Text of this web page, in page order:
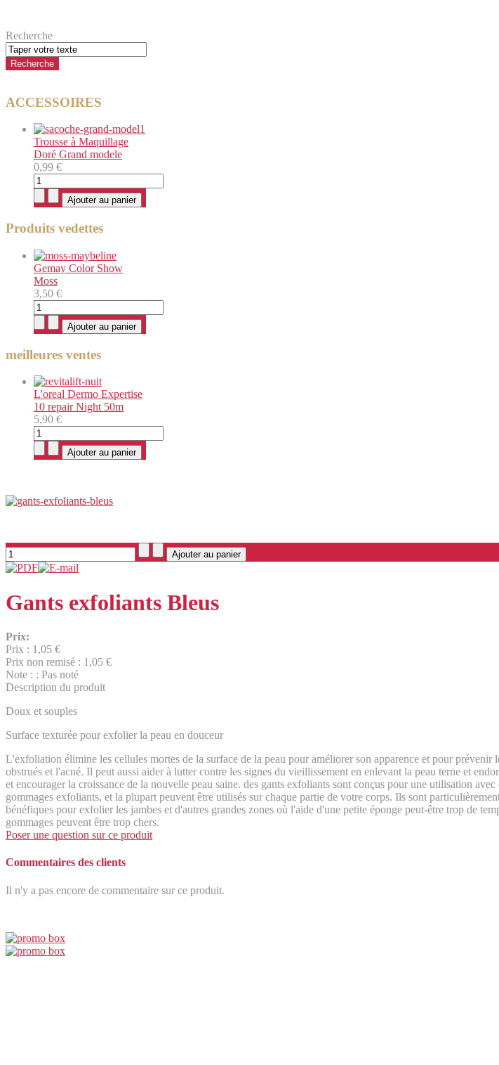
Recherche
ACCESSOIRES
Trousse à Maquillage
Doré Grand modele
0,99 €
Produits vedettes
Gemay Color Show
Moss
3,50 €
meilleures ventes
L'oreal Dermo Expertise
10 repair Night 50m
5,90 €
Gants exfoliants Bleus
Prix:
Prix : 1,05 €
Prix non remisé : 1,05 €
Note : : Pas noté
Description du produit
Doux et souples
Surface texturée pour exfolier la peau en douceur
L'exfoliation élimine les cellules mortes de la surface de la peau pour améliorer son apparence et pour prévenir
obstrués et l'acné. Il peut aussi aider à lutter contre les signes du vieillissement en enlevant la peau terne et
et encourager la croissance de la nouvelle peau saine. des gants exfoliants sont conçus pour une utilisation avec
gommages exfoliants, et la plupart peuvent être utilisés sur chaque partie de votre corps. Ils sont
bénéfiques pour exfolier les jambes et d'autres grandes zones où l'aide d'une petite éponge peut-être trop de
gommages peuvent être trop chers.
Poser une question sur ce produit
Commentaires des clients
Il n'y a pas encore de commentaire sur ce produit.